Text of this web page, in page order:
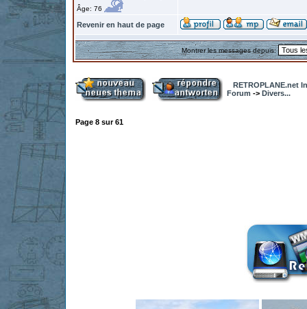
Âge: 76
Revenir en haut de page
Montrer les messages depuis:
RETROPLANE.net
Forum -> Divers...
Page 8 sur61